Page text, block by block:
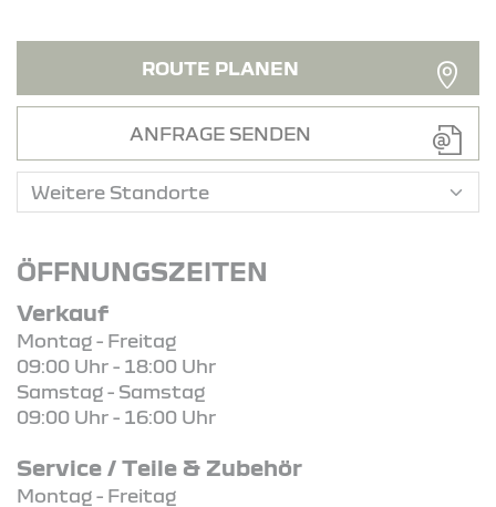
ROUTE PLANEN
ANFRAGE SENDEN
ÖFFNUNGSZEITEN
Verkauf
Montag - Freitag
09:00 Uhr - 18:00 Uhr
Samstag - Samstag
09:00 Uhr - 16:00 Uhr
Service / Teile & Zubehör
Montag - Freitag